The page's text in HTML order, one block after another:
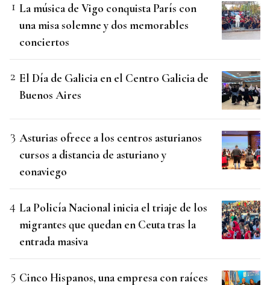
La música de Vigo conquista París con
una misa solemne y dos memorables
conciertos
El Día de Galicia en el Centro Galicia de
Buenos Aires
Asturias ofrece a los centros asturianos
cursos a distancia de asturiano y
eonaviego
La Policía Nacional inicia el triaje de los
migrantes que quedan en Ceuta tras la
entrada masiva
Cinco Hispanos, una empresa con raíces